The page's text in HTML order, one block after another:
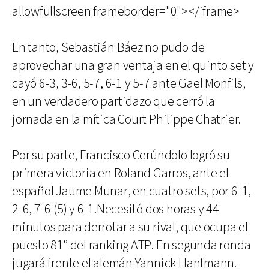
allowfullscreen frameborder="0"></iframe>
En tanto, Sebastián Báez no pudo de
aprovechar una gran ventaja en el quinto set y
cayó 6-3, 3-6, 5-7, 6-1 y 5-7 ante Gael Monfils,
en un verdadero partidazo que cerró la
jornada en la mítica Court Philippe Chatrier.
Por su parte, Francisco Cerúndolo logró su
primera victoria en Roland Garros, ante el
español Jaume Munar, en cuatro sets, por 6-1,
2-6, 7-6 (5) y 6-1.Necesitó dos horas y 44
minutos para derrotar a su rival, que ocupa el
puesto 81° del ranking ATP. En segunda ronda
jugará frente el alemán Yannick Hanfmann.